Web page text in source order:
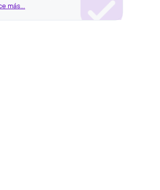
más...